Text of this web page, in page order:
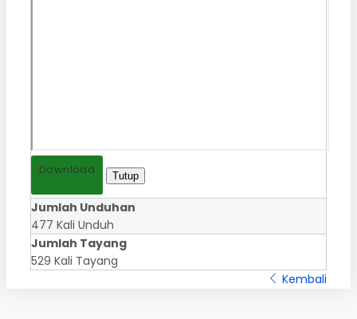
Download Tutup
Jumlah Unduhan
477 Kali Unduh
Jumlah Tayang
529 Kali Tayang
Kembali